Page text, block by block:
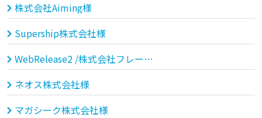
株式会社Aiming様
Supership株式会社様
WebRelease2 /株式会社フレームワークスソフトウェア様
ネオス株式会社様
マガシーク株式会社様